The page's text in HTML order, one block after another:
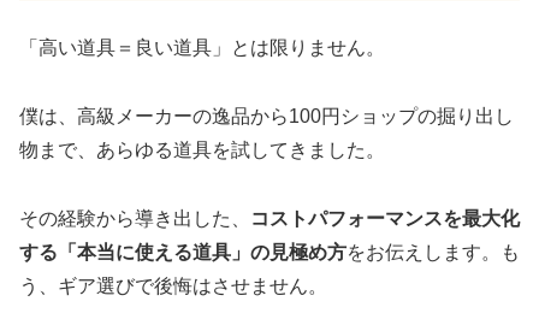
「高い道具＝良い道具」とは限りません。
僕は、高級メーカーの逸品から100円ショップの掘り出し
物まで、あらゆる道具を試してきました。
その経験から導き出した、
コストパフォーマンスを最大化
する「本当に使える道具」の見極め方をお伝えします。も
う、ギア選びで後悔はさせません。